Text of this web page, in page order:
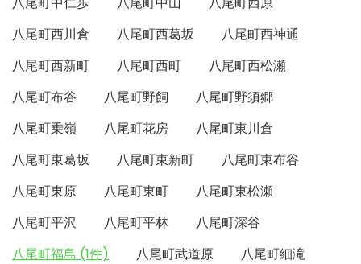
八尾町西川倉
八尾町西葛坂
八尾町西神通
八尾町西新町
八尾町西町
八尾町西松瀬
八尾町布谷
八尾町野飼
八尾町野須郷
八尾町乗嶺
八尾町花房
八尾町東川倉
八尾町東葛坂
八尾町東新町
八尾町東布谷
八尾町東原
八尾町東町
八尾町東松瀬
八尾町平沢
八尾町平林
八尾町深谷
八尾町福島 (1件)
八尾町武道原
八尾町細滝